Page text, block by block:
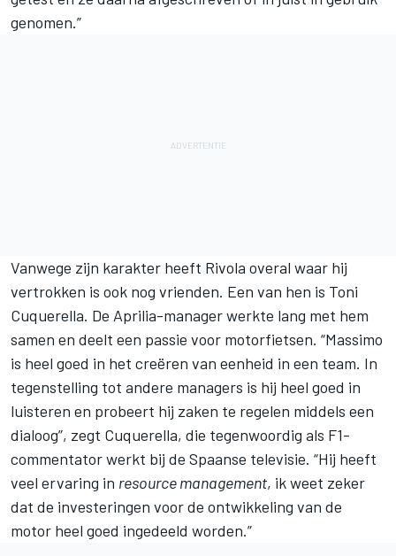
genomen.”
Vanwege zijn karakter heeft Rivola overal waar hij
vertrokken is ook nog vrienden. Een van hen is Toni
Cuquerella. De Aprilia-manager werkte lang met hem
samen en deelt een passie voor motorfietsen. “Massimo
is heel goed in het creëren van eenheid in een team. In
tegenstelling tot andere managers is hij heel goed in
luisteren en probeert hij zaken te regelen middels een
dialoog”, zegt Cuquerella, die tegenwoordig als F1-
commentator werkt bij de Spaanse televisie. “Hij heeft
veel ervaring in resource management, ik weet zeker
dat de investeringen voor de ontwikkeling van de
motor heel goed ingedeeld worden.”